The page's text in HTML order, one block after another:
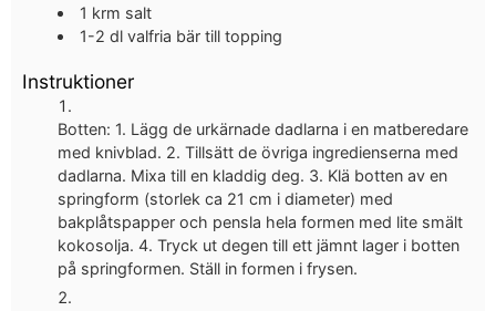
1 krm salt
1-2 dl valfria bär till topping
Instruktioner
Botten: 1. Lägg de urkärnade dadlarna i en matberedare
med knivblad. 2. Tillsätt de övriga ingredienserna med
dadlarna. Mixa till en kladdig deg. 3. Klä botten av en
springform (storlek ca 21 cm i diameter) med
bakplåtspapper och pensla hela formen med lite smält
kokosolja. 4. Tryck ut degen till ett jämnt lager i botten
på springformen. Ställ in formen i frysen.